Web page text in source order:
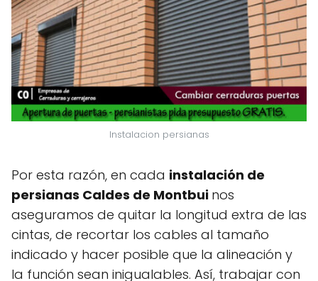
Instalacion persianas
Por esta razón, en cada instalación de
persianas Caldes de Montbui nos
aseguramos de quitar la longitud extra de las
cintas, de recortar los cables al tamaño
indicado y hacer posible que la alineación y
la función sean inigualables. Así, trabajar con